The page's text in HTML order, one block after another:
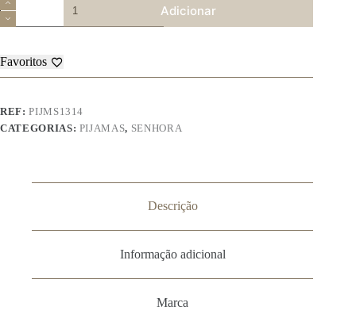
de
Pijama
Senhora
–
1314
Adicionar
Favoritos
REF:PIJMS1314
CATEGORIAS: PIJAMAS, SENHORA
Descrição
Informação adicional
Marca